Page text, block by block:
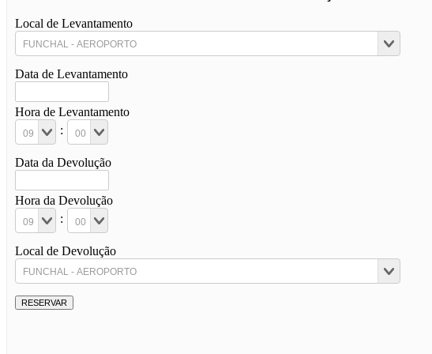
Local de Levantamento
Data de Levantamento
Hora de Levantamento
:
Data da Devolução
Hora da Devolução
:
Local de Devolução